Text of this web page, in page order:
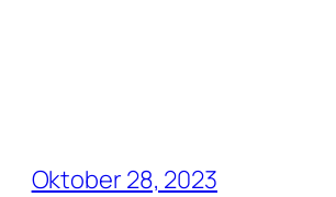
Oktober 28, 2023